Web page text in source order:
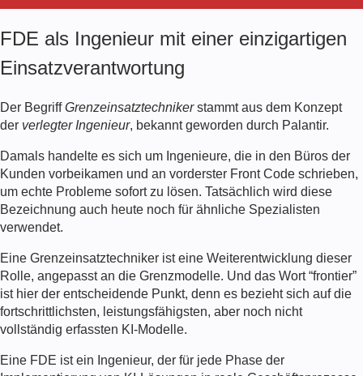
FDE als Ingenieur mit einer einzigartigen
Einsatzverantwortung
Der BegriffGrenzeinsatztechnikerstammt aus dem Konzept
der verlegter Ingenieur, bekannt geworden durch Palantir.
Damals handelte es sich um Ingenieure, die in den Büros der
Kunden vorbeikamen und an vorderster Front Code schrieben,
um echte Probleme sofort zu lösen. Tatsächlich wird diese
Bezeichnung auch heute noch für ähnliche Spezialisten
verwendet.
Eine Grenzeinsatztechniker ist eine Weiterentwicklung dieser
Rolle, angepasst an die Grenzmodelle. Und das Wort “frontier”
ist hier der entscheidende Punkt, denn es bezieht sich auf die
fortschrittlichsten, leistungsfähigsten, aber noch nicht
vollständig erfassten KI-Modelle.
Eine FDE ist ein Ingenieur, der für jede Phase der